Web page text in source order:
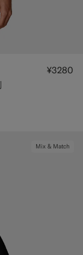
¥3280
Mix & Match